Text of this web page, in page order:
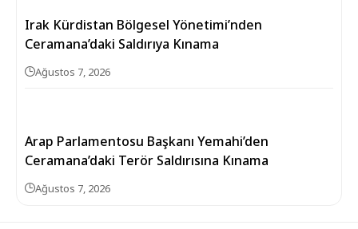
Irak Kürdistan Bölgesel Yönetimi’nden
Ceramana’daki Saldırıya Kınama
Ağustos 7, 2026
Arap Parlamentosu Başkanı Yemahi’den
Ceramana’daki Terör Saldırısına Kınama
Ağustos 7, 2026